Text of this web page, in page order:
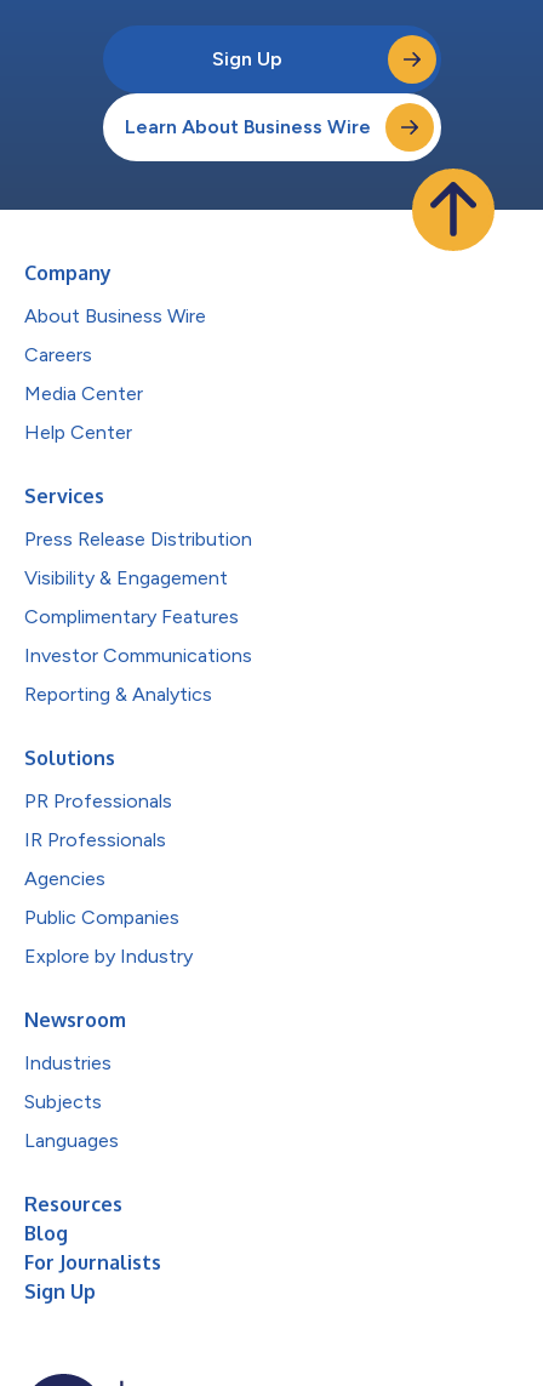
Sign Up
Learn About Business Wire
Company
About Business Wire
Careers
Media Center
Help Center
Services
Press Release Distribution
Visibility & Engagement
Complimentary Features
Investor Communications
Reporting & Analytics
Solutions
PR Professionals
IR Professionals
Agencies
Public Companies
Explore by Industry
Newsroom
Industries
Subjects
Languages
Resources
Blog
For Journalists
Sign Up